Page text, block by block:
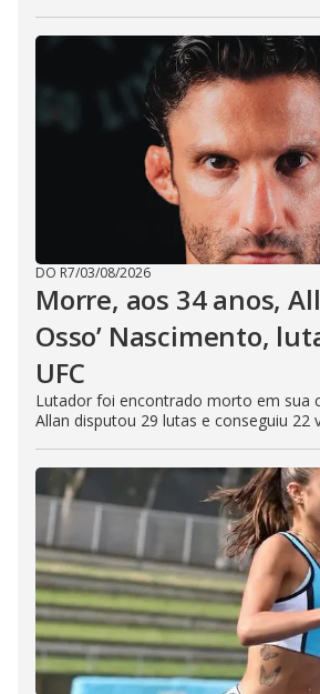
DO R7/03/08/2026
Morre, aos 34 anos,
Osso’ Nascimento,
UFC
Lutador foi encontrado morto em sua
Allan disputou 29 lutas e conseguiu 22